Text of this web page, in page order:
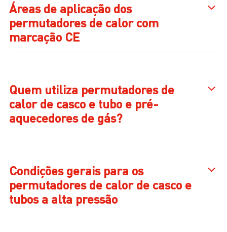
Áreas de aplicação dos
permutadores de calor com
marcação CE
Quem utiliza permutadores de
calor de casco e tubo e pré-
aquecedores de gás?
Condições gerais para os
permutadores de calor de casco e
tubos a alta pressão